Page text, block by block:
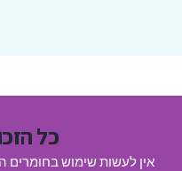
כל
אין לעשות שימוש